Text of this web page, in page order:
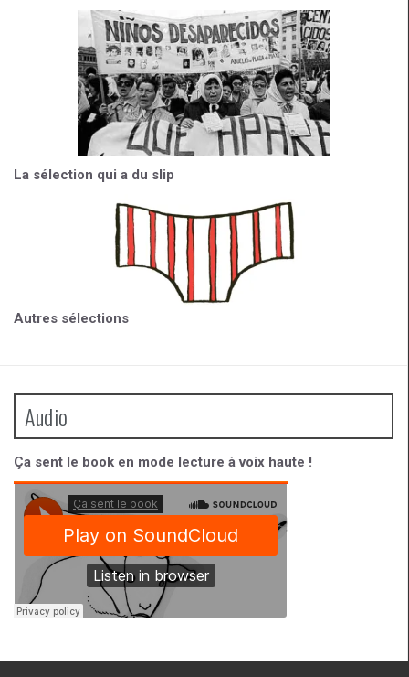
La sélection qui a du slip
Autres sélections
Audio
Ça sent le book en mode lecture à voix haute !